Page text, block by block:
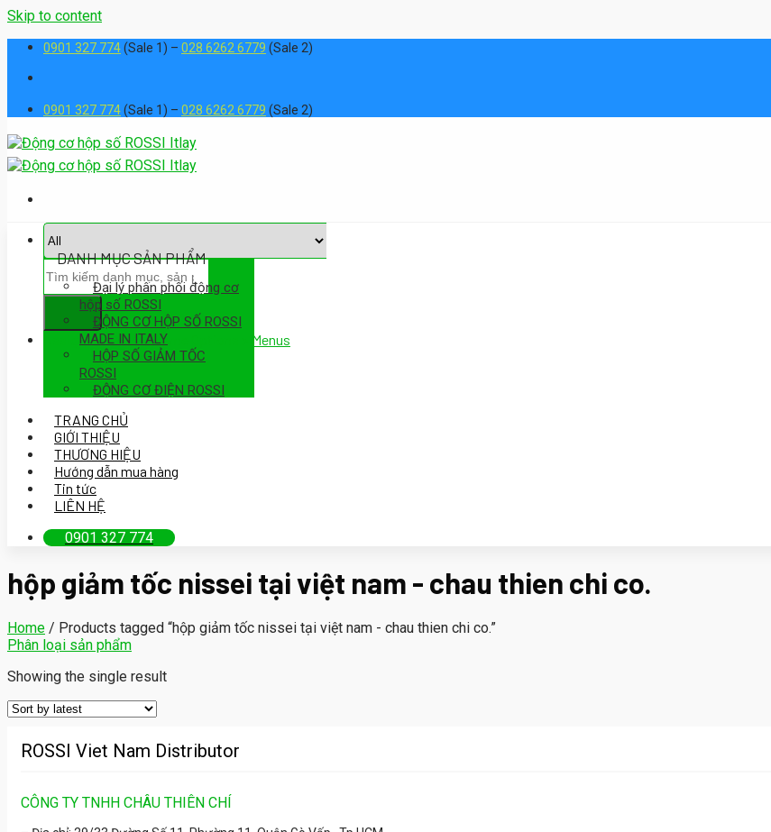
Skip to content
0901 327 774(Sale 1) – 028 6262 6779 (Sale 2)
0901 327 774(Sale 1) – 028 6262 6779 (Sale 2)
Assign a menu in Theme Options > Menus
DANH MỤC SẢN PHẨM
Đại lý phân phối động cơ
hộp số ROSSI
ĐỘNG CƠ HỘP SỐ ROSSI
MADE IN ITALY
HỘP SỐ GIẢM TỐC
ROSSI
ĐỘNG CƠ ĐIỆN ROSSI
TRANG CHỦ
GIỚI THIỆU
THƯƠNG HIỆU
Hướng dẫn mua hàng
Tin tức
LIÊN HỆ
0901 327 774
hộp giảm tốc nissei tại việt nam - chau thien chi co.
Home / Products tagged “hộp giảm tốc nissei tại việt nam - chau thien chi co.”
Phân loại sản phẩm
Showing the single result
ROSSI Viet Nam Distributor
CÔNG TY TNHH CHÂU THIÊN CHÍ